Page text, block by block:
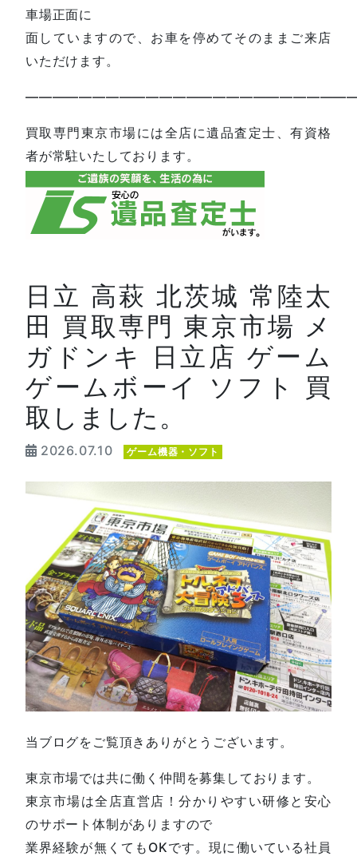
車場正面に
面していますので、お車を停めてそのままご来店
いただけます。
買取専門東京市場には全店に遺品査定士、有資格
者が常駐いたしております。
日立 高萩 北茨城 常陸太
田 買取専門 東京市場 メ
ガドンキ 日立店 ゲーム
ゲームボーイ ソフト 買
取しました。
2026.07.10 ゲーム機器・ソフト
当ブログをご覧頂きありがとうございます。
東京市場では共に働く仲間を募集しております。
東京市場は全店直営店！分かりやすい研修と安心
のサポート体制がありますので
業界経験が無くてもOKです。現に働いている社員